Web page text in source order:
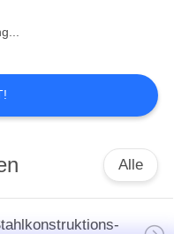
14
Alle